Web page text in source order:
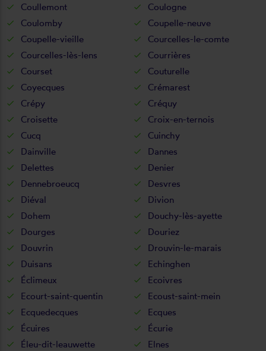
Coullemont
Coulogne
Coulomby
Coupelle-neuve
Coupelle-vieille
Courcelles-le-comte
Courcelles-lès-lens
Courrières
Courset
Couturelle
Coyecques
Crémarest
Crépy
Créquy
Croisette
Croix-en-ternois
Cucq
Cuinchy
Dainville
Dannes
Delettes
Denier
Dennebroeucq
Desvres
Diéval
Divion
Dohem
Douchy-lès-ayette
Dourges
Douriez
Douvrin
Drouvin-le-marais
Duisans
Echinghen
Éclimeux
Ecoivres
Ecourt-saint-quentin
Ecoust-saint-mein
Ecquedecques
Ecques
Écuires
Écurie
Éleu-dit-leauwette
Elnes